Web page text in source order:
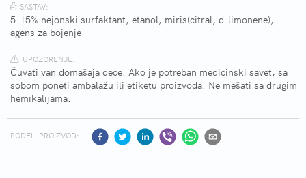
SASTAV:
5-15% nejonski surfaktant, etanol, miris(citral, d-limonene),
agens za bojenje
UPOZORENJE:
Čuvati van domašaja dece. Ako je potreban medicinski savet, sa
sobom poneti ambalažu ili etiketu proizvoda. Ne mešati sa drugim
hemikalijama.
PODELI PROIZVOD: